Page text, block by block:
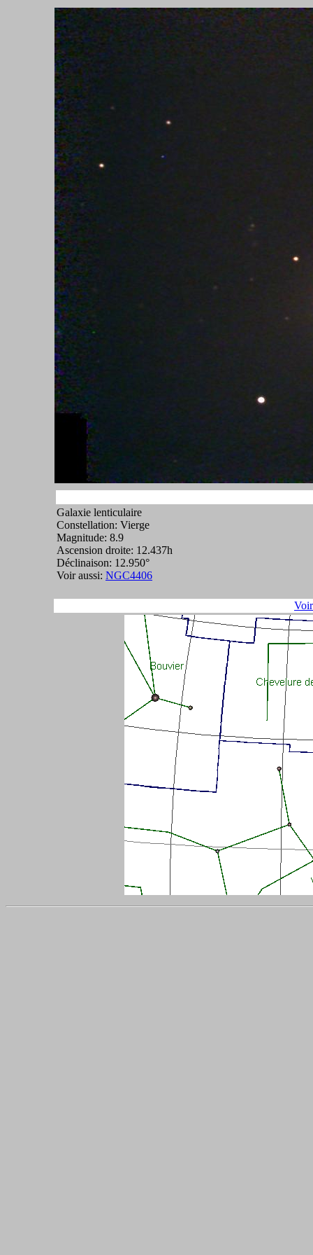
Galaxie lenticulaire
Constellation: Vierge
Magnitude: 8.9
Ascension droite: 12.437h
Déclinaison: 12.950°
Voir aussi: NGC4406